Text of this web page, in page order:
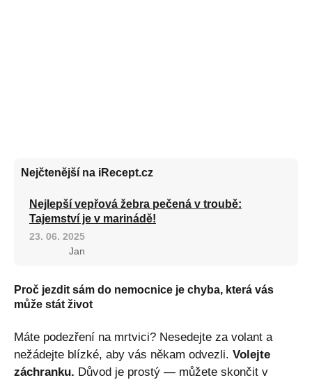
Nejčtenější na iRecept.cz
Nejlepší vepřová žebra pečená v troubě:
Tajemství je v marinádě!
23. 06. 2025
Jan
Proč jezdit sám do nemocnice je chyba, která vás
může stát život
Máte podezření na mrtvici? Nesedejte za volant a
nežádejte blízké, aby vás někam odvezli. Volejte
záchranku. Důvod je prostý — můžete skončit v